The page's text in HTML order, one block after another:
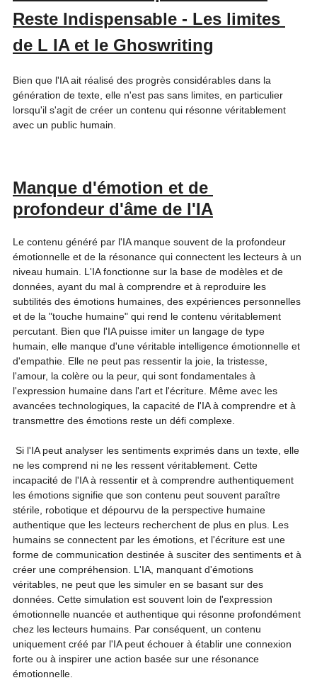
Reste Indispensable - Les limites
de L IA et le Ghoswriting
Bien que l'IA ait réalisé des progrès considérables dans la
génération de texte, elle n'est pas sans limites, en particulier
lorsqu'il s'agit de créer un contenu qui résonne véritablement
avec un public humain.
Manque d'émotion et de
profondeur d'âme de l'IA
Le contenu généré par l'IA manque souvent de la profondeur
émotionnelle et de la résonance qui connectent les lecteurs à un
niveau humain. L'IA fonctionne sur la base de modèles et de
données, ayant du mal à comprendre et à reproduire les
subtilités des émotions humaines, des expériences personnelles
et de la "touche humaine" qui rend le contenu véritablement
percutant. Bien que l'IA puisse imiter un langage de type
humain, elle manque d'une véritable intelligence émotionnelle et
d'empathie. Elle ne peut pas ressentir la joie, la tristesse,
l'amour, la colère ou la peur, qui sont fondamentales à
l'expression humaine dans l'art et l'écriture. Même avec les
avancées technologiques, la capacité de l'IA à comprendre et à
transmettre des émotions reste un défi complexe.
Si l'IA peut analyser les sentiments exprimés dans un texte, elle
ne les comprend ni ne les ressent véritablement. Cette
incapacité de l'IA à ressentir et à comprendre authentiquement
les émotions signifie que son contenu peut souvent paraître
stérile, robotique et dépourvu de la perspective humaine
authentique que les lecteurs recherchent de plus en plus. Les
humains se connectent par les émotions, et l'écriture est une
forme de communication destinée à susciter des sentiments et à
créer une compréhension. L'IA, manquant d'émotions
véritables, ne peut que les simuler en se basant sur des
données. Cette simulation est souvent loin de l'expression
émotionnelle nuancée et authentique qui résonne profondément
chez les lecteurs humains. Par conséquent, un contenu
uniquement créé par l'IA peut échouer à établir une connexion
forte ou à inspirer une action basée sur une résonance
émotionnelle.